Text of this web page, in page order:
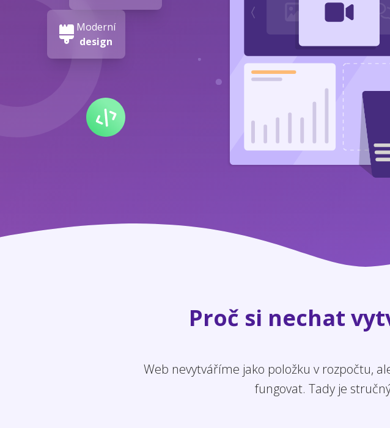
Moderní
design
Proč si nechat
Web nevytváříme jako položku v rozpočtu,
fungovat. Tady je